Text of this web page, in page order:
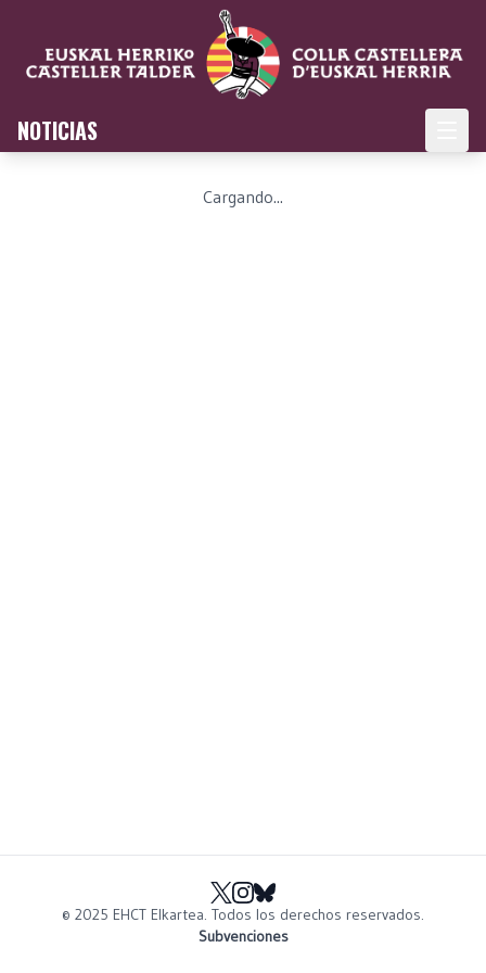
NOTICIAS
Cargando...
© 2025 EHCT Elkartea. Todos los derechos reservados.
Subvenciones